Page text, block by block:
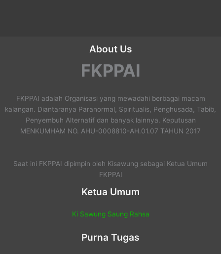
About Us
FKPPAI
FKPPAI adalah Organisasi yang mewadahi berbagai macam
kalangan. Diantaranya Paranormal, Spiritualis, Penghusada, Tabib,
Penyembuh Alternatif dan banyak lainnya. Keputusan
MENKUMHAM NO. AHU-0008810-AH.01.07 TAHUN 2017
Saat ini FKPPAI dipimpin oleh Kisawung sebagai Ketua Umum
FKPPAI
Ketua Umum
Ki Sawung Saung Rahsa
Purna Tugas